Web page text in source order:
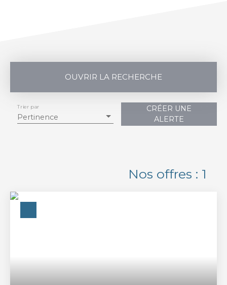
OUVRIR LA RECHERCHE
Vente
Budget max (€)
Pertinence
Trier par
CRÉER UNE
ALERTE
Nos offres : 1